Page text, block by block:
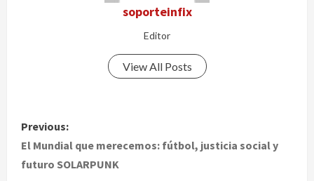
soporteinfix
Editor
View All Posts
P
o
Previous:
El Mundial que merecemos: fútbol, justicia social y
futuro SOLARPUNK